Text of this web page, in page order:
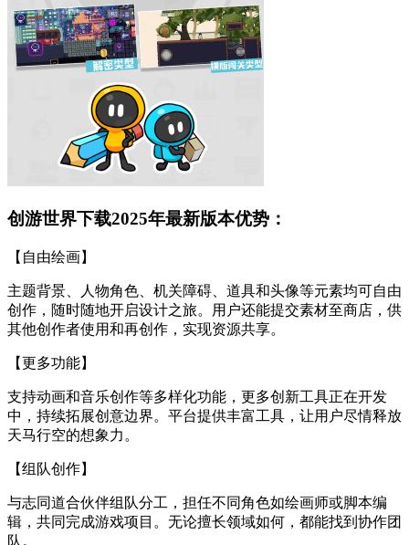
创游世界下载2025年最新版本优势：
【自由绘画】
主题背景、人物角色、机关障碍、道具和头像等元素均可自由
创作，随时随地开启设计之旅。用户还能提交素材至商店，供
其他创作者使用和再创作，实现资源共享。
【更多功能】
支持动画和音乐创作等多样化功能，更多创新工具正在开发
中，持续拓展创意边界。平台提供丰富工具，让用户尽情释放
天马行空的想象力。
【组队创作】
与志同道合伙伴组队分工，担任不同角色如绘画师或脚本编
辑，共同完成游戏项目。无论擅长领域如何，都能找到协作团
队。